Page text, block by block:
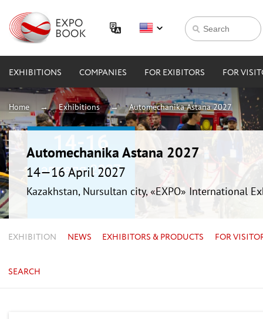
EXHIBITIONS COMPANIES FOR EXIBITORS FOR
Home Exhibitions Automechanika Astana 2027
Automechanika Astana 2027
14—16 April 2027
Kazakhstan, Nursultan city, «EXPO» International
EXHIBITION NEWS EXHIBITORS & PRODUCTS FOR
SEARCH